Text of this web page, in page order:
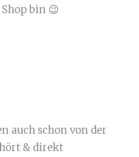
bin 😉
auch schon von der
& direkt